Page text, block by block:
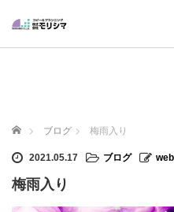
ホーム ブログ 梅雨入り
2021.05.17 ブログ
梅雨入り